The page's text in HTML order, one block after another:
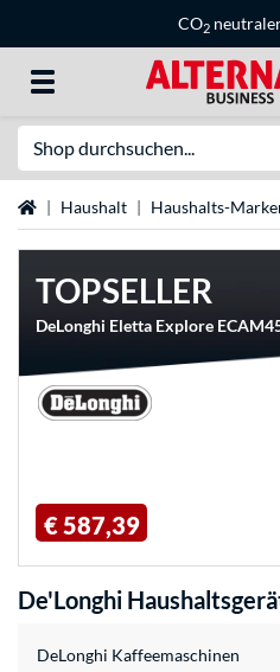
CO2
StartseiteHaushalt Haushalts-
TOPSELLER
DeLonghi Eletta Explore
€ 587,39
De'Longhi
DeLonghi Kaffeemaschinen